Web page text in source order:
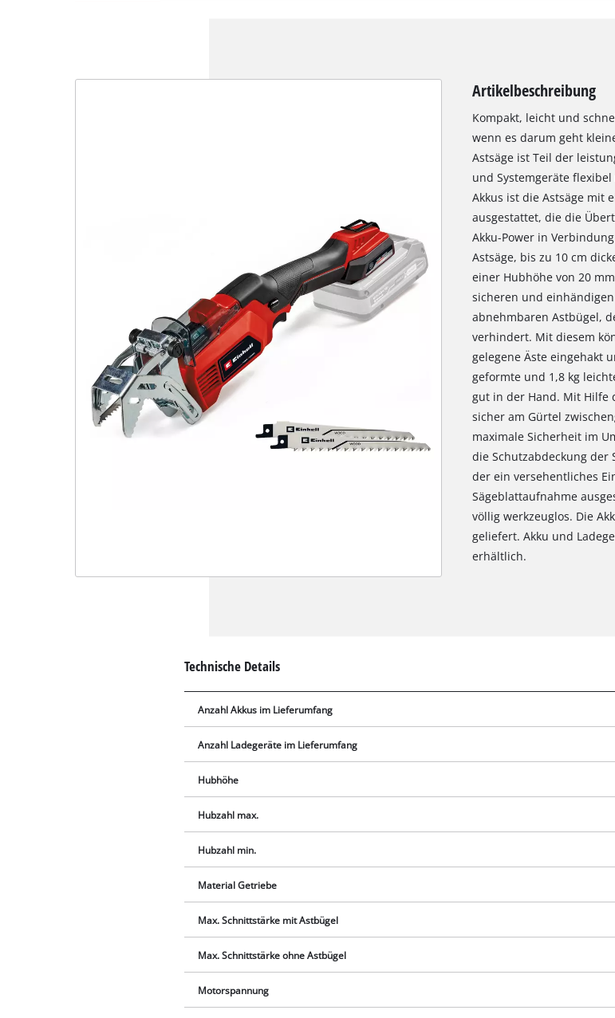
Powered byUsercentrics
Artikelbeschreibung
Kompakt, leicht und
wenn es darum geht
Astsäge ist Teil der
und Systemgeräte
Akkus ist die Astsäge mit
ausgestattet, die die
Akku-Power in
Astsäge, bis zu 10 cm
einer Hubhöhe von 20
sicheren und
abnehmbaren Astbügel,
verhindert. Mit diesem
gelegene Äste eingehakt
geformte und 1,8 kg
gut in der Hand. Mit Hilfe
sicher am Gürtel
maximale Sicherheit im
die Schutzabdeckung
der ein versehentliches
Sägeblattaufnahme
völlig werkzeuglos. Die
geliefert. Akku und
erhältlich.
Technische Details
Anzahl Akkus im Lieferumfang
Anzahl Ladegeräte im Lieferumfang
Hubhöhe
Hubzahl max.
Hubzahl min.
Material Getriebe
Max. Schnittstärke mit Astbügel
Max. Schnittstärke ohne Astbügel
Motorspannung